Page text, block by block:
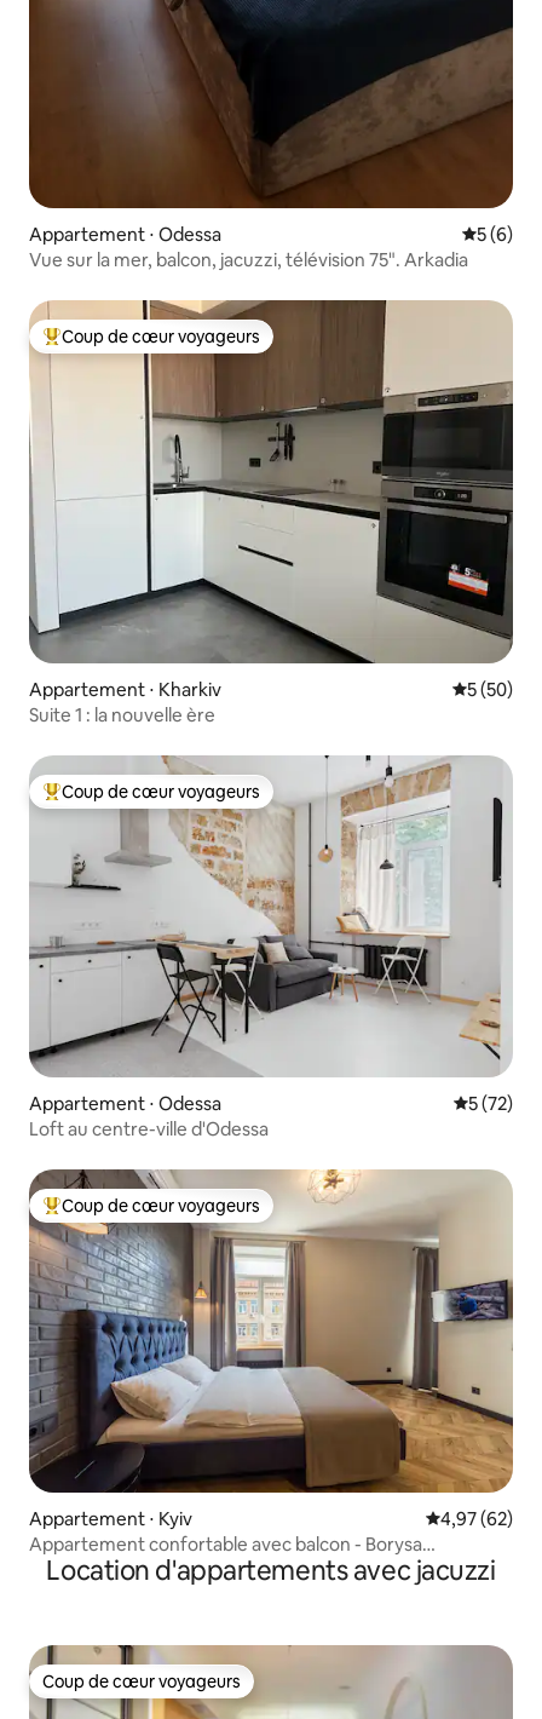
Appartement ⋅ Odessa
5 (6)
Vue sur la mer, balcon, jacuzzi, télévision 75". Arkadia
Coups de cœur voyageurs les plus appréciés
Coup de cœur voyageurs
Appartement ⋅ Kharkiv
5 (50)
Suite 1 : la nouvelle ère
Coups de cœur voyageurs les plus appréciés
Coup de cœur voyageurs
Appartement ⋅ Odessa
5 (72)
Loft au centre-ville d'Odessa
Coups de cœur voyageurs les plus appréciés
Coup de cœur voyageurs
Appartement ⋅ Kyiv Évaluation
4,97 (62)
Appartement confortable avec balcon - Borysa
Hrinchenka 4 (id 291)
Location d'appartements avec jacuzzi
Coup de cœur voyageurs
Coup de cœur voyageurs